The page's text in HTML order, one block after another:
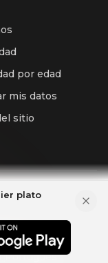
por edad
mis datos
sitio
Português
plato